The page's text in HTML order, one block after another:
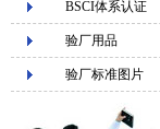
BSCI体系认证
验厂用品
验厂标准图片